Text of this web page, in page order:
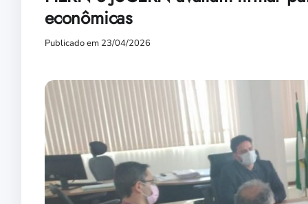
econômicas
Publicado em 23/04/2026